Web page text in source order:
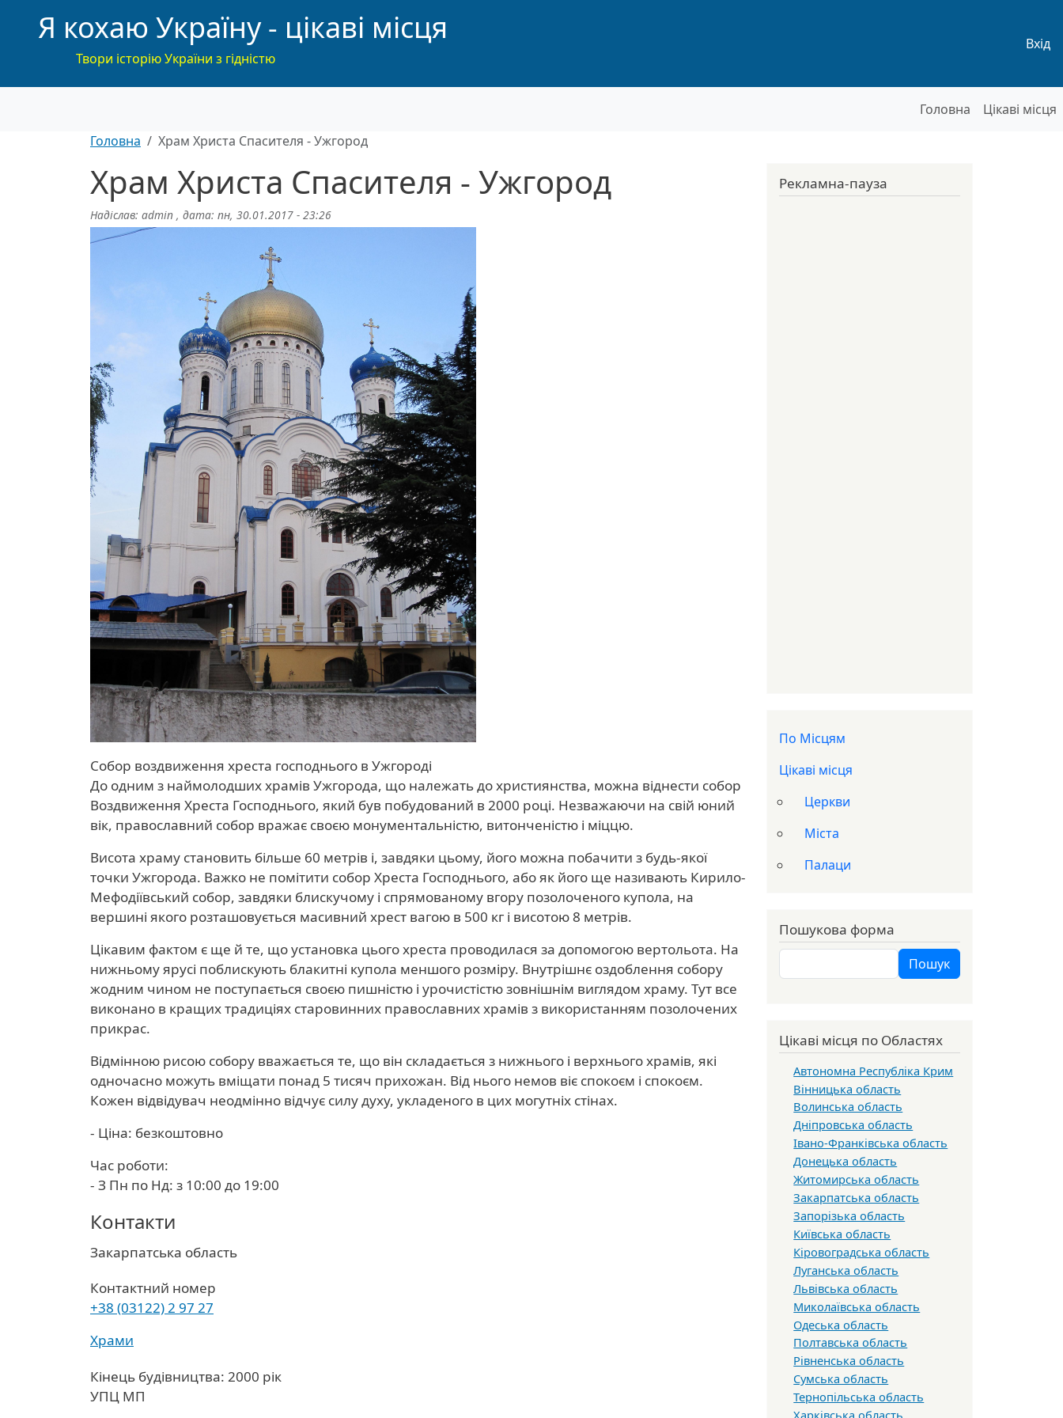
Я кохаю Україну - цікаві місця
Твори історію України з гідністю
Вхід
Основна
Головна
Цікаві місця
Головна
Храм Христа Спасителя - Ужгород
Храм Христа Спасителя - Ужгород
Надіслав: admin , дата: пн, 30.01.2017 - 23:26
Собор воздвиження хреста господнього в Ужгороді
До одним з наймолодших храмів Ужгорода, що належать до християнства, можна віднести собор
Воздвиження Хреста Господнього, який був побудований в 2000 році. Незважаючи на свій юний
вік, православний собор вражає своєю монументальністю, витонченістю і міццю.
Висота храму становить більше 60 метрів і, завдяки цьому, його можна побачити з будь-якої
точки Ужгорода. Важко не помітити собор Хреста Господнього, або як його ще називають Кирило-
Мефодіївський собор, завдяки блискучому і спрямованому вгору позолоченого купола, на
вершині якого розташовується масивний хрест вагою в 500 кг і висотою 8 метрів.
Цікавим фактом є ще й те, що установка цього хреста проводилася за допомогою вертольота. На
нижньому ярусі поблискують блакитні купола меншого розміру. Внутрішнє оздоблення собору
жодним чином не поступається своєю пишністю і урочистістю зовнішнім виглядом храму. Тут все
виконано в кращих традиціях старовинних православних храмів з використанням позолочених
прикрас.
Відмінною рисою собору вважається те, що він складається з нижнього і верхнього храмів, які
одночасно можуть вміщати понад 5 тисяч прихожан. Від нього немов віє спокоєм і спокоєм.
Кожен відвідувач неодмінно відчує силу духу, укладеного в цих могутніх стінах.
- Ціна: безкоштовно
Час роботи:
- З Пн по Нд: з 10:00 до 19:00
Контакти
Область
Закарпатська область
Контактний номер
+38 (03122) 2 97 27
Храми
Кінець будівництва: 2000 рік
УПЦ МП
Рекламна-пауза
По Місцям
Цікаві місця
Церкви
Міста
Палаци
Пошукова форма
Пошук Пошук
Цікаві місця по Областях
Автономна Республіка Крим
Вінницька область
Волинська область
Дніпровська область
Івано-Франківська область
Донецька область
Житомирська область
Закарпатська область
Запорізька область
Київська область
Кіровоградська область
Луганська область
Львівська область
Миколаївська область
Одеська область
Полтавська область
Рівненська область
Сумська область
Тернопільська область